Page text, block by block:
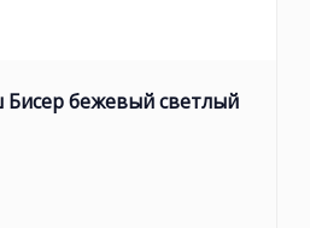
Бисер бежевый светлый